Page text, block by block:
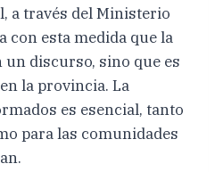
a través del Ministerio
con esta medida que la
discurso, sino que es
la provincia. La
es esencial, tanto
para las comunidades